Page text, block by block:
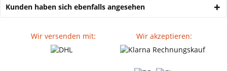
Kunden haben sich ebenfalls angesehen
Wir versenden mit: Wir akzeptieren: